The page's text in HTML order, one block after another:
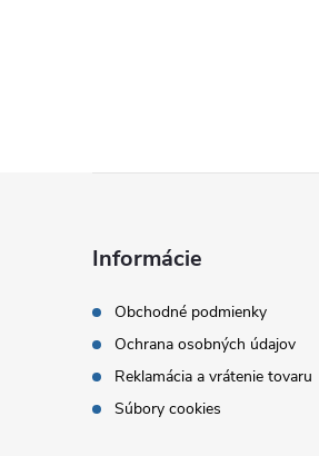
Informácie
Obchodné podmienky
Ochrana osobných údajov
Reklamácia a vrátenie tovaru
Súbory cookies